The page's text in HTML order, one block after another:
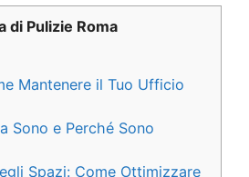
di Pulizie Roma
Mantenere il Tuo Ufficio
Sono e Perché Sono
Spazi: Come Ottimizzare